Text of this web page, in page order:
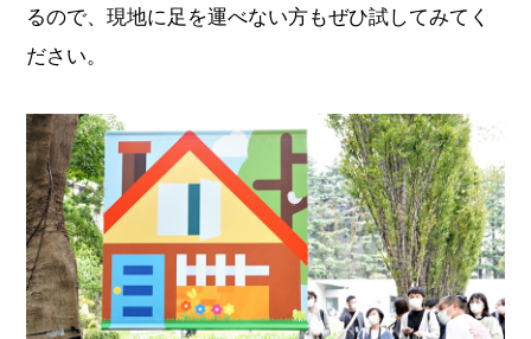
るので、現地に足を運べない方もぜひ試してみてく
ださい。